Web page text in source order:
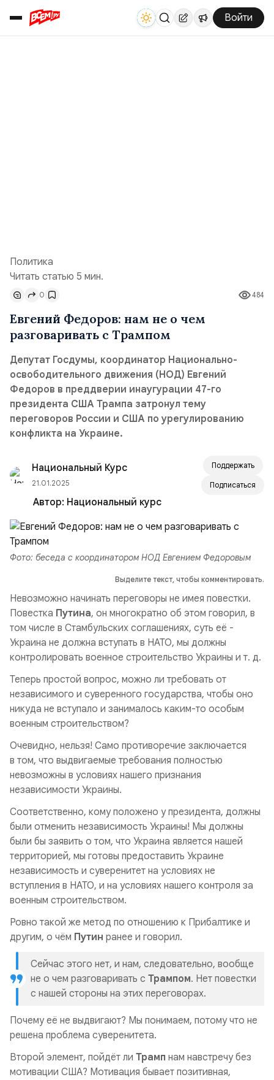
Войти
Политика
Читать статью 5 мин.
484
0
Евгений Федоров: нам не о чем
разговаривать с Трампом
Депутат Госдумы, координатор Национально-
освободительного движения (НОД) Евгений
Федоров в преддверии инаугурации 47-го
президента США Трампа затронул тему
переговоров России и США по урегулированию
конфликта на Украине.
Национальный Курс
21.01.2025
Поддержать
Подписаться
Автор: Национальный курс
Фото: беседа с координатором НОД Евгением Федоровым
Выделите текст, чтобы комментировать.
Невозможно начинать переговоры не имея повестки.
Повестка Путина, он многократно об этом говорил, в
том числе в Стамбульских соглашениях, суть её -
Украина не должна вступать в НАТО, мы должны
контролировать военное строительство Украины и т. д.
Теперь простой вопрос, можно ли требовать от
независимого и суверенного государства, чтобы оно
никуда не вступало и занималось каким-то особым
военным строительством?
Очевидно, нельзя! Само противоречие заключается
в том, что выдвигаемые требования полностью
невозможны в условиях нашего признания
независимости Украины.
Соответственно, кому положено у президента, должны
были отменить независимость Украины! Мы должны
были бы заявить о том, что Украина является нашей
территорией, мы готовы предоставить Украине
независимость и суверенитет на условиях не
вступления в НАТО, и на условиях нашего контроля за
военным строительством.
Ровно такой же метод по отношению к Прибалтике и
другим, о чём Путин ранее и говорил.
Сейчас этого нет, и нам, следовательно, вообще
не о чем разговаривать с Трампом. Нет повестки
с нашей стороны на этих переговорах.
Почему её не выдвигают? Мы понимаем, потому что не
решена проблема суверенитета.
Второй элемент, пойдёт ли Трамп нам навстречу без
мотивации США? Мотивация бывает позитивная,